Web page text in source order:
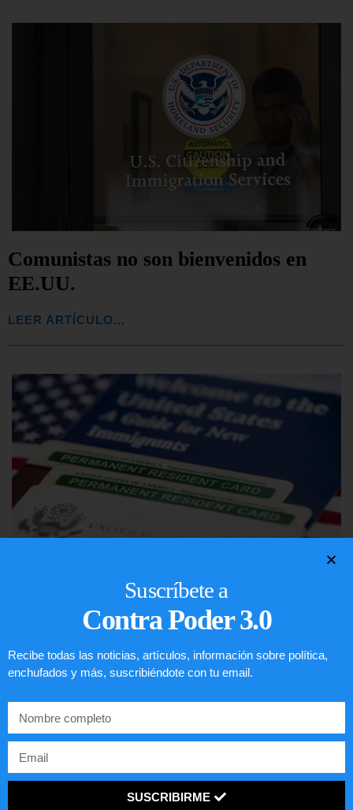
Comunistas no son bienvenidos en
EE.UU.
LEER ARTÍCULO...
Preguntas frecuentes sobre la visa
EE.UU. 2020
LEER ARTÍCULO...
Suscríbete a
Contra Poder 3.0
Recibe todas las noticias, artículos, información sobre política,
enchufados y más, suscribiéndote con tu email.
SUSCRIBIRME